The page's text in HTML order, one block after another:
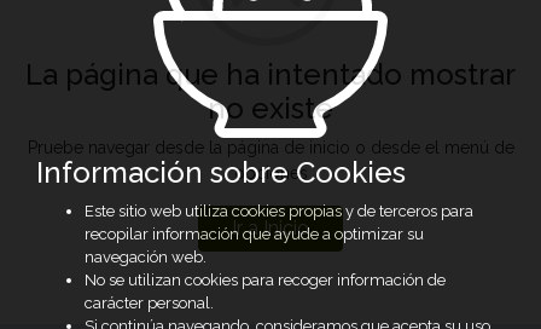
La página que ha intentado mostrar
no existe
Pruebe navegar desde la página de inicio o desde el menú de
opciones
Ir a Inicio
Información sobre Cookies
Este sitio web utiliza cookies propias y de terceros para
recopilar información que ayude a optimizar su
navegación web.
No se utilizan cookies para recoger información de
carácter personal.